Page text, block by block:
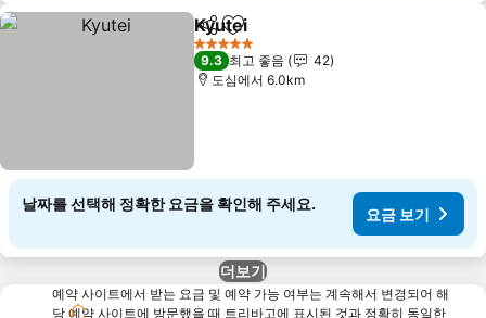
공유 즐겨찾기에 추가
Kyutei
5 성급
9.3 최고 좋음
42
도심에서 6.0km
날짜를 선택해 정확한 요금을 확인해 주세요.
요금 보기
더보기
예약 사이트에서 받는 요금 및 예약 가능 여부는 계속해서 변경되어 해
당 예약 사이트에 방문했을 때 트리바고에 표시된 것과 정확히 동일한